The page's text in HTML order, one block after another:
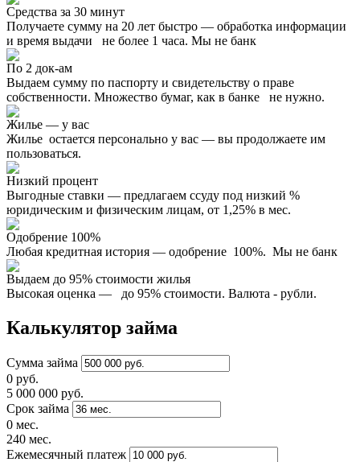
Средства за 30 минут
Получаете сумму на 20 лет быстро — обработка информации
и время выдачи не более 1 часа. Мы не банк
По 2 док-ам
Выдаем сумму по паспорту и свидетельству о праве
собственности. Множество бумаг, как в банке не нужно.
Жилье — у вас
Жилье остается персонально у вас — вы продолжаете им
пользоваться.
Низкий процент
Выгодные ставки — предлагаем ссуду под низкий %
юридическим и физическим лицам, от 1,25% в мес.
Одобрение 100%
Любая кредитная история — одобрение 100%. Мы не банк
Выдаем до 95% стоимости жилья
Высокая оценка — до 95% стоимости. Валюта - рубли.
Калькулятор займа
Сумма займа
0 руб.
5 000 000 руб.
Срок займа
0 мес.
240 мес.
Ежемесячный платеж